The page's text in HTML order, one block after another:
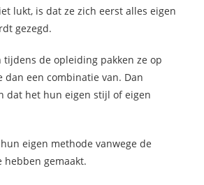
lukt, is dat ze zich eerst alles eigen
gezegd.
tijdens de opleiding pakken ze op
dan een combinatie van. Dan
dat het hun eigen stijl of eigen
eigen methode vanwege de
hebben gemaakt.